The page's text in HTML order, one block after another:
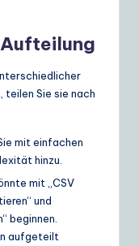
Sie sie nach
mit einfachen
hinzu.
mit „CSV
und
beginnen.
aufgeteilt